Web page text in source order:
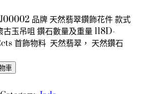
品牌 天然翡翠鑽飾花件 款式
古玉吊咀 鑽石數量及重量 118D-
首飾物料 天然翡翠， 天然鑽石
車